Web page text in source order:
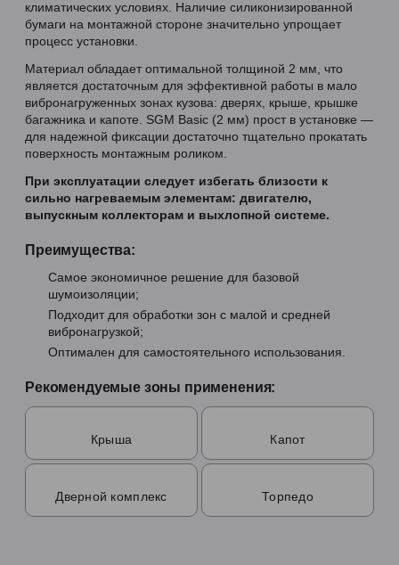
климатических условиях. Наличие силиконизированной
бумаги на монтажной стороне значительно упрощает
процесс установки.
Материал обладает оптимальной толщиной 2 мм, что
является достаточным для эффективной работы в мало
вибронагруженных зонах кузова: дверях, крыше, крышке
багажника и капоте. SGM Basic (2 мм) прост в установке —
для надежной фиксации достаточно тщательно прокатать
поверхность монтажным роликом.
При эксплуатации следует избегать близости к
сильно нагреваемым элементам: двигателю,
выпускным коллекторам и выхлопной системе.
Преимущества:
Самое экономичное решение для базовой
шумоизоляции;
Подходит для обработки зон с малой и средней
вибронагрузкой;
Оптимален для самостоятельного использования.
Рекомендуемые зоны применения:
Крыша Капот
Дверной комплекс Торпедо